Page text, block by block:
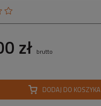
zł brutto
DODAJ DO KOSZYKA